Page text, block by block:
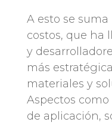
A esto se
costos, que ha
y
más
materiales y
Aspectos
de aplicación,